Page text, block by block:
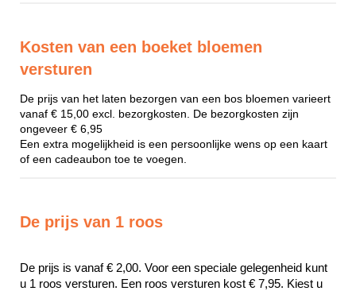
Kosten van een boeket bloemen
versturen
De prijs van het laten bezorgen van een bos bloemen varieert
vanaf € 15,00 excl. bezorgkosten. De bezorgkosten zijn
ongeveer € 6,95
Een extra mogelijkheid is een persoonlijke wens op een kaart
of een cadeaubon toe te voegen.
De prijs van 1 roos
De prijs is vanaf € 2,00. Voor een speciale gelegenheid kunt
u 1 roos versturen. Een roos versturen kost € 7,95. Kiest u